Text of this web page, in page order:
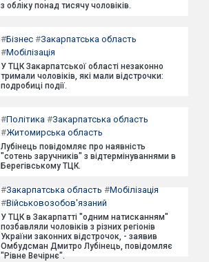
з обліку понад тисячу чоловіків.
#Бізнес #Закарпатська область
#Мобілізація
У ТЦК Закарпатської області незаконно
тримали чоловіків, які мали відстрочки:
подробиці події.
#Політика #Закарпатська область
#Житомирська область
Лубінець повідомляє про наявність
"сотень заручників" з відтермінуваннями в
Берегівському ТЦК.
#Закарпатська область #Мобілізація
#Військовозобов'язаний
У ТЦК в Закарпатті "одним натисканням"
позбавляли чоловіків з різних регіонів
України законних відстрочок, - заявив
Омбудсман Дмитро Лубінець, повідомляє
"Рівне Вечірнє".